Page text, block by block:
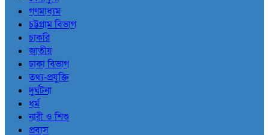
গণমাধ্যম
চট্টগ্রাম বিভাগ
চাকরি
জাতীয়
ঢাকা বিভাগ
তথ্য-প্রযুক্তি
দুর্ঘটনা
ধর্ম
নারী ও শিশু
প্রবাস